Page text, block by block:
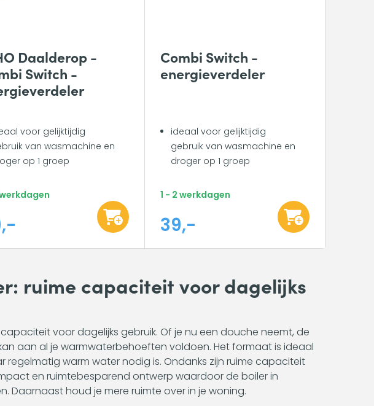
Daalderop -
Switch -
voor gelijktijdig
van wasmachine en
op 1 groep
Combi Switch -
energieverdeler
ideaal voor gelijktijdig
gebruik van wasmachine en
droger op 1 groep
1 - 2 werkdagen
39,-
ruime capaciteit voor dagelijks
voor dagelijks gebruik. Of je nu een douche neemt, de
aan al je warmwaterbehoeften voldoen. Het formaat is ideaal
warm water nodig is. Ondanks zijn ruime capaciteit
en ruimtebesparend ontwerp waardoor de boiler in
Daarnaast houd je mere ruimte over in je woning.